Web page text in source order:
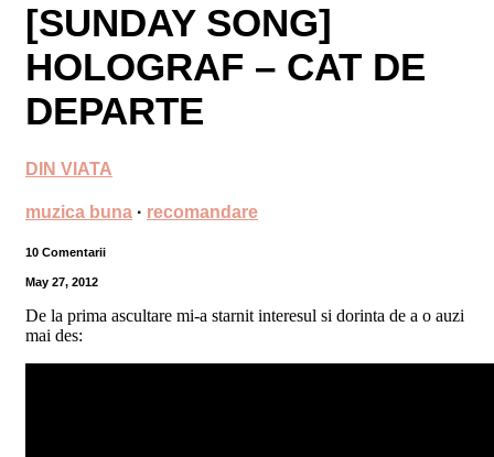
[SUNDAY SONG]
HOLOGRAF – CAT DE
DEPARTE
DIN VIATA
muzica buna · recomandare
10 Comentarii
May 27, 2012
De la prima ascultare mi-a starnit interesul si dorinta de a o auzi
mai des: